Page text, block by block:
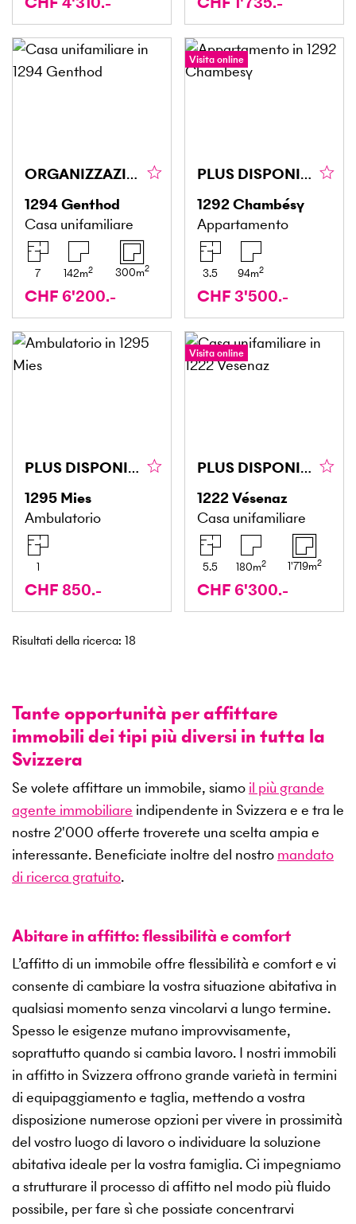
ORGANIZZAZIONI INTERNAZIONALI QUARTIERE VILLA EST
1294Genthod
Casa unifamiliare
7 142m2 300m2
CHF 6'200.-
Visita online
PLUS DISPONIBLE
1292Chambésy
Appartamento
3.5 94m2
CHF 3'500.-
PLUS DISPONIBLE !
1295 Mies
Ambulatorio
1
CHF 850.-
Visita online
PLUS DISPONIBLE
1222Vésenaz
Casa unifamiliare
5.5 180m2 1'719m2
CHF 6'300.-
Risultati della ricerca: 18
Tante opportunità per affittare
immobili dei tipi più diversi in tutta la
Svizzera
Se volete affittare un immobile, siamo il più grande
agente immobiliare indipendente in Svizzera e e tra le
nostre 2'000 offerte troverete una scelta ampia e
interessante. Beneficiate inoltre del nostro mandato
di ricerca gratuito.
Abitare in affitto: flessibilità e comfort
L’affitto di un immobile offre flessibilità e comfort e vi
consente di cambiare la vostra situazione abitativa in
qualsiasi momento senza vincolarvi a lungo termine.
Spesso le esigenze mutano improvvisamente,
soprattutto quando si cambia lavoro. I nostri immobili
in affitto in Svizzera offrono grande varietà in termini
di equipaggiamento e taglia, mettendo a vostra
disposizione numerose opzioni per vivere in prossimità
del vostro luogo di lavoro o individuare la soluzione
abitativa ideale per la vostra famiglia. Ci impegniamo
a strutturare il processo di affitto nel modo più fluido
possibile, per fare sì che possiate concentrarvi